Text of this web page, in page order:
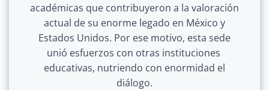
académicas que contribuyeron a la valoración
actual de su enorme legado en México y
Estados Unidos. Por ese motivo, esta sede
unió esfuerzos con otras instituciones
educativas, nutriendo con enormidad el
diálogo.